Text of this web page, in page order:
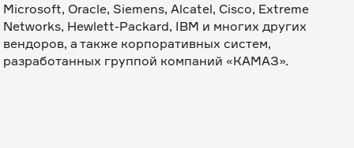
Microsoft, Oracle, Siemens, Alcatel, Cisco, Extreme
Networks, Hewlett-Packard, IBM и многих других
вендоров, а также корпоративных систем,
разработанных группой компаний «КАМАЗ».